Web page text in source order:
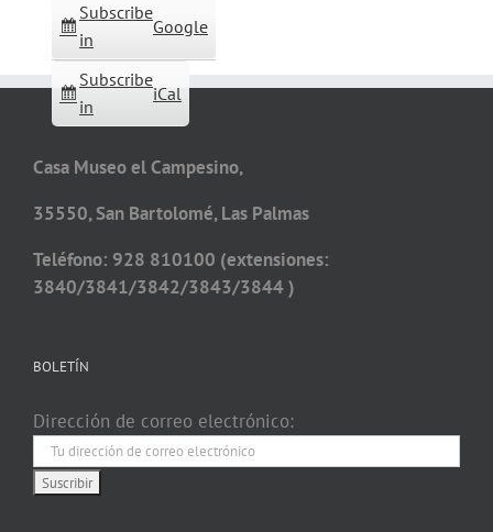
Subscribe
in
Google
Subscribe
in
iCal
Casa Museo el Campesino,
35550, San Bartolomé, Las Palmas
Teléfono: 928 810100 (extensiones:
3840/3841/3842/3843/3844 )
BOLETÍN
Dirección de correo electrónico: